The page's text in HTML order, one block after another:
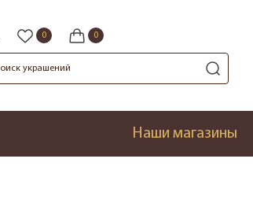
Наши магазины